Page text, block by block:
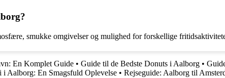
smukke omgivelser og mulighed for forskellige
En Komplet Guide • Guide til de Bedste Donuts i Aalborg •
i Aalborg: En Smagsfuld Oplevelse • Rejseguide: Aalborg til